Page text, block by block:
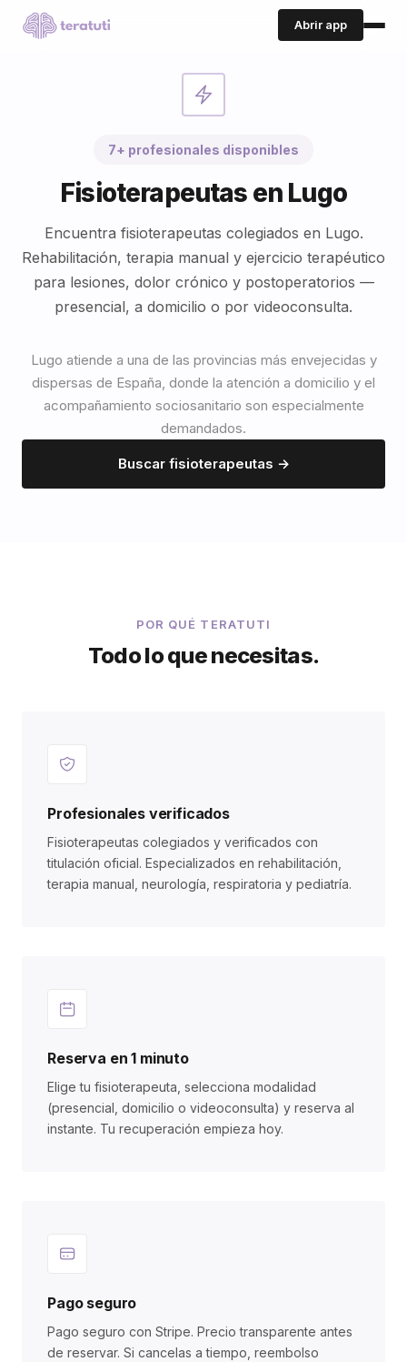
Abrir app
7+ profesionales disponibles
Fisioterapeutas en Lugo
Encuentra fisioterapeutas colegiados en Lugo.
Rehabilitación, terapia manual y ejercicio terapéutico
para lesiones, dolor crónico y postoperatorios —
presencial, a domicilio o por videoconsulta.
Lugo atiende a una de las provincias más envejecidas y
dispersas de España, donde la atención a domicilio y el
acompañamiento sociosanitario son especialmente
demandados.
Buscar fisioterapeutas →
POR QUÉ TERATUTI
Todo lo que necesitas.
Profesionales verificados
Fisioterapeutas colegiados y verificados con
titulación oficial. Especializados en rehabilitación,
terapia manual, neurología, respiratoria y pediatría.
Reserva en 1 minuto
Elige tu fisioterapeuta, selecciona modalidad
(presencial, domicilio o videoconsulta) y reserva al
instante. Tu recuperación empieza hoy.
Pago seguro
Pago seguro con Stripe. Precio transparente antes
de reservar. Si cancelas a tiempo, reembolso